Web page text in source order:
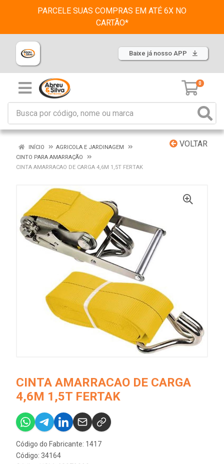
PARCELE SUAS COMPRAS EM ATÉ 6X NO
CARTÃO*
Baixe já nosso APP
0
VOLTAR
INÍCIO
AGRICOLA E JARDINAGEM
CINTO PARA AMARRAÇÃO
CINTA AMARRACAO DE CARGA 4,6M 1,5T FERTAK
CINTA AMARRACAO DE CARGA
4,6M 1,5T FERTAK
Código do Fabricante: 1417
Código: 34164